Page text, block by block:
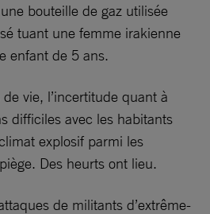
bouteille de gaz utilisée
tuant une femme irakienne
enfant de 5 ans.
vie, l’incertitude quant à
difficiles avec les habitants
explosif parmi les
Des heurts ont lieu.
de militants d’extrême-